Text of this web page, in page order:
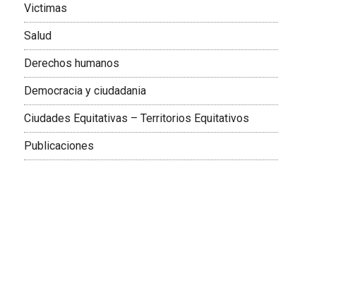
Victimas
Salud
Derechos humanos
Democracia y ciudadania
Ciudades Equitativas – Territorios Equitativos
Publicaciones